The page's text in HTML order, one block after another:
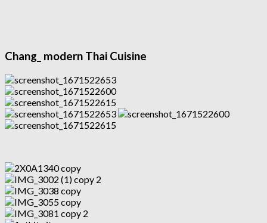
Chang_ modern Thai Cuisine